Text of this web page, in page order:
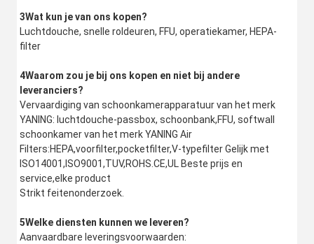
3Wat kun je van ons kopen?
Luchtdouche, snelle roldeuren, FFU, operatiekamer, HEPA-
filter
4Waarom zou je bij ons kopen en niet bij andere
leveranciers?
Vervaardiging van schoonkamerapparatuur van het merk
YANING: luchtdouche-passbox, schoonbank,FFU, softwall
schoonkamer van het merk YANING Air
Filters:HEPA,voorfilter,pocketfilter,V-typefilter Gelijk met
ISO14001,ISO9001,TUV,ROHS.CE,UL Beste prijs en
service,elke product
Strikt feitenonderzoek.
5Welke diensten kunnen we leveren?
Aanvaardbare leveringsvoorwaarden: